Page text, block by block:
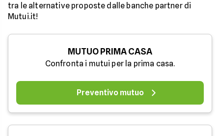
tra le alternative proposte dalle banche partner di
Mutui.it!
MUTUO PRIMA CASA
Confronta i mutui per la prima casa.
Preventivo mutuo